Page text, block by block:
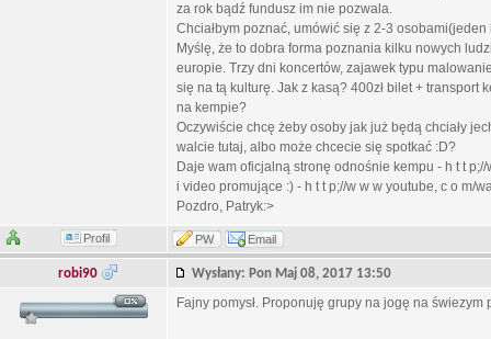
za rok bądź fundusz im nie pozwala.
Chciałbym poznać, umówić się z 2-3
Myślę, że to dobra forma poznania kilku nowych
europie. Trzy dni koncertów, zajawek typu
się na tą kulturę. Jak z kasą? 400zł bilet + transport
na kempie?
Oczywiście chcę żeby osoby jak już będą chciały
walcie tutaj, albo może chcecie się spotkać :D?
Daje wam oficjalną stronę odnośnie kempu - h t t
i video promujące :) - h t t p;//w w w youtube, c o m/
Pozdro, Patryk:>
Profil PW Email
robi90 Wysłany: Pon Maj 08, 2017 13:50
Fajny pomysł. Proponuję grupy na jogę na świezym